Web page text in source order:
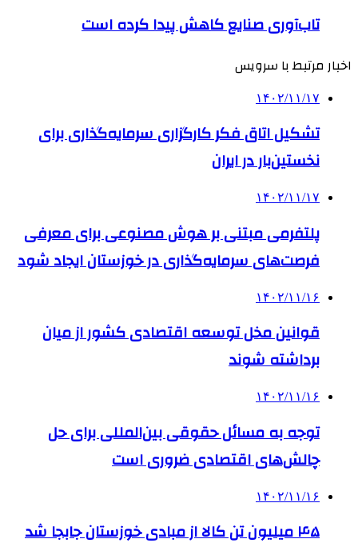
تاب‌آوری صنایع کاهش پیدا کرده است
اخبار مرتبط با سرویس
۱۴۰۲/۱۱/۱۷
تشکیل اتاق فکر کارگزاری سرمایه‌گذاری برای
نخستین‌بار در ایران
۱۴۰۲/۱۱/۱۷
پلتفرمی مبتنی بر هوش مصنوعی برای معرفی
فرصت‌های سرمایه‌گذاری در خوزستان ایجاد شود
۱۴۰۲/۱۱/۱۶
قوانین مخل توسعه اقتصادی کشور از میان
برداشته شوند
۱۴۰۲/۱۱/۱۶
توجه به مسائل حقوقی بین‌المللی برای حل
چالش‌های اقتصادی ضروری است
۱۴۰۲/۱۱/۱۶
۴۵ میلیون تن کالا از مبادی خوزستان جابجا شد